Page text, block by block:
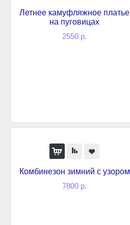
Летнее камуфляжное платье
на пуговицах
2550 р.
Комбинезон зимний с узором
7800 р.